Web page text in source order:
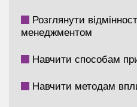
Розглянути
менеджментом
Навчити способам
Навчити методам